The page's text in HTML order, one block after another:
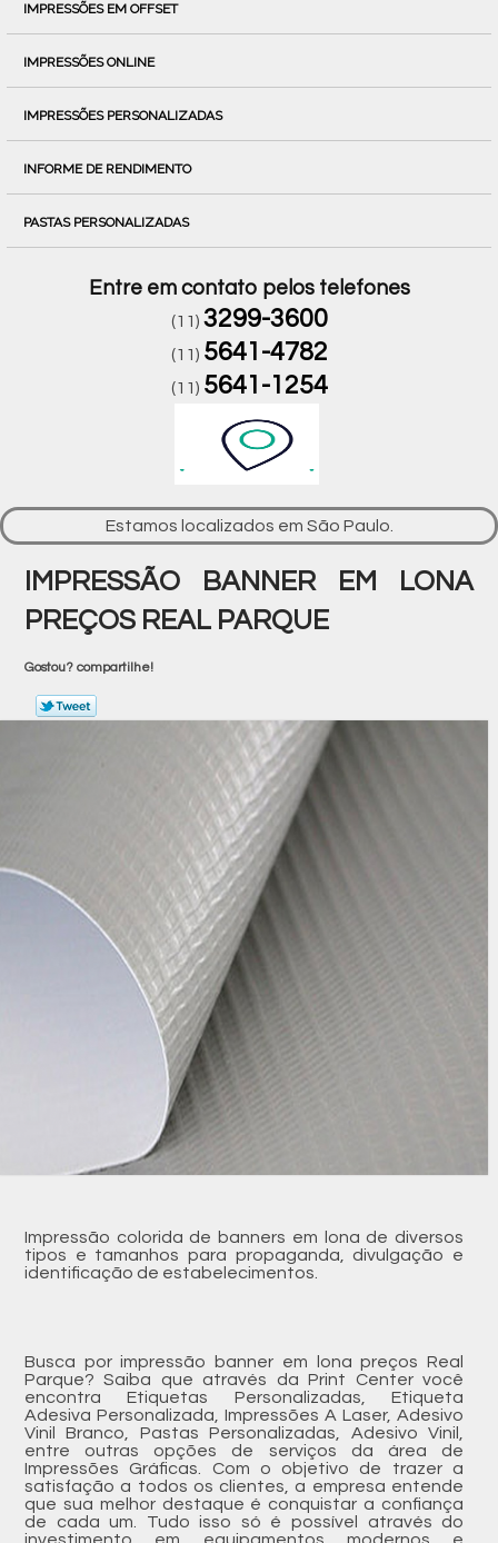
IMPRESSÕES EM OFFSET
IMPRESSÕES ONLINE
IMPRESSÕES PERSONALIZADAS
INFORME DE RENDIMENTO
PASTAS PERSONALIZADAS
Entre em contato pelos telefones
(11) 3299-3600
(11) 5641-4782
(11) 5641-1254
Estamos localizados em São Paulo.
IMPRESSÃO BANNER EM LONA
PREÇOS REAL PARQUE
Gostou? compartilhe!
Impressão colorida de banners em lona de diversos
tipos e tamanhos para propaganda, divulgação e
identificação de estabelecimentos.
Busca por impressão banner em lona preços Real
Parque? Saiba que através da Print Center você
encontra Etiquetas Personalizadas, Etiqueta
Adesiva Personalizada, Impressões A Laser, Adesivo
Vinil Branco, Pastas Personalizadas, Adesivo Vinil,
entre outras opções de serviços da área de
Impressões Gráficas. Com o objetivo de trazer a
satisfação a todos os clientes, a empresa entende
que sua melhor destaque é conquistar a confiança
de cada um. Tudo isso só é possível através do